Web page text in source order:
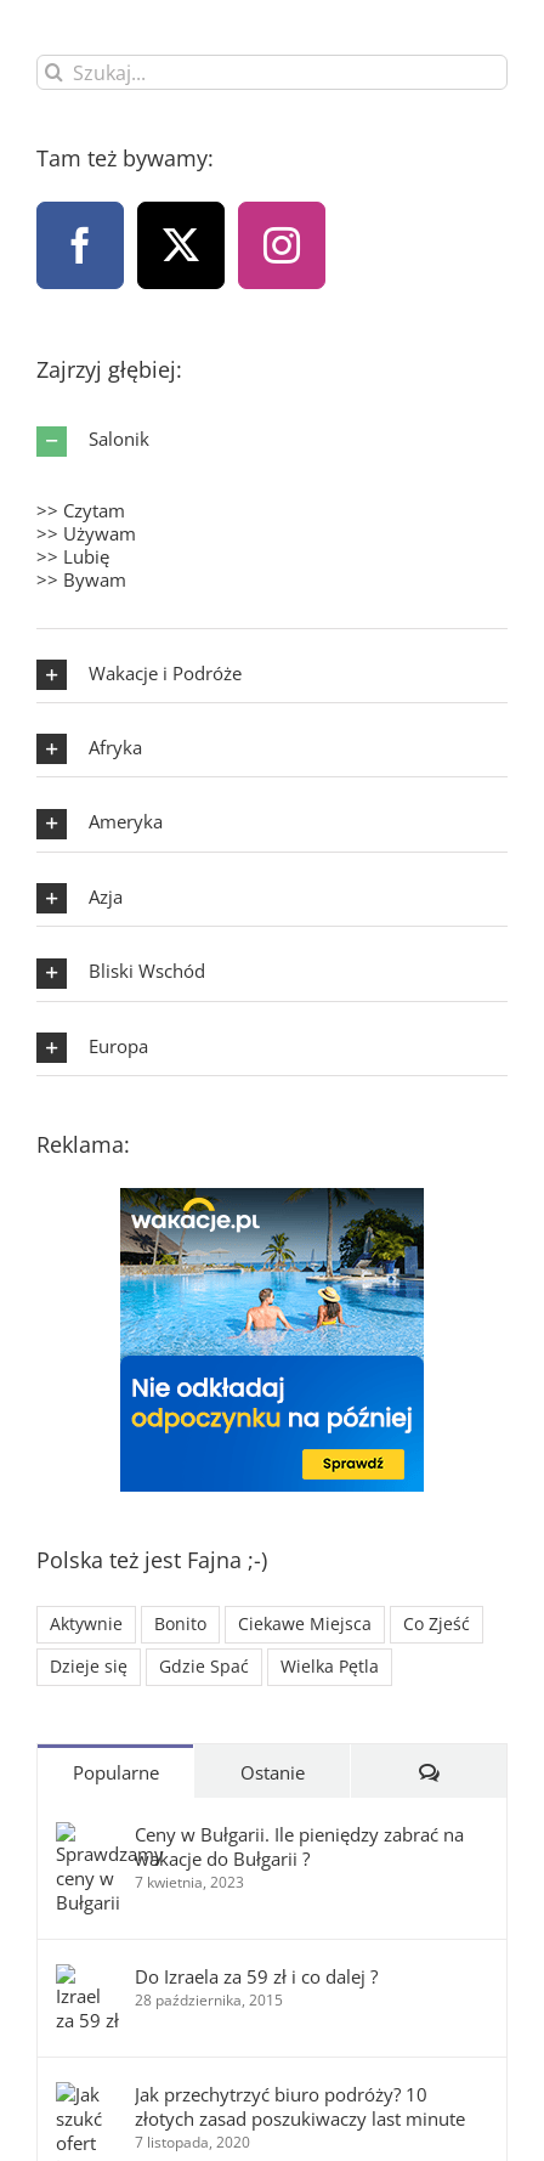
Szukaj
Tam też bywamy:
Zajrzyj głębiej:
Salonik
>> Czytam
>> Używam
>> Lubię
>> Bywam
Wakacje i Podróże
Afryka
Ameryka
Azja
Bliski Wschód
Europa
Reklama:
Polska też jest Fajna ;-)
Aktywnie Bonito Ciekawe Miejsca
Co Zjeść
Dzieje się
Gdzie Spać Wielka Pętla
Popularne Ostanie Komentarze
Ceny w Bułgarii. Ile pieniędzy zabrać na
wakacje do Bułgarii ?
7 kwietnia, 2023
Do Izraela za 59 zł i co dalej ?
28 października, 2015
Jak przechytrzyć biuro podróży? 10
złotych zasad poszukiwaczy last minute
7 listopada, 2020